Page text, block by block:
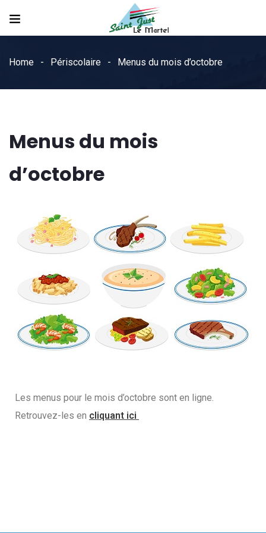
Home Périscolaire Menus du mois d’octobre
Menus du mois
d’octobre
Les menus pour le mois d’octobre sont en ligne.
Retrouvez-les en cliquant ici